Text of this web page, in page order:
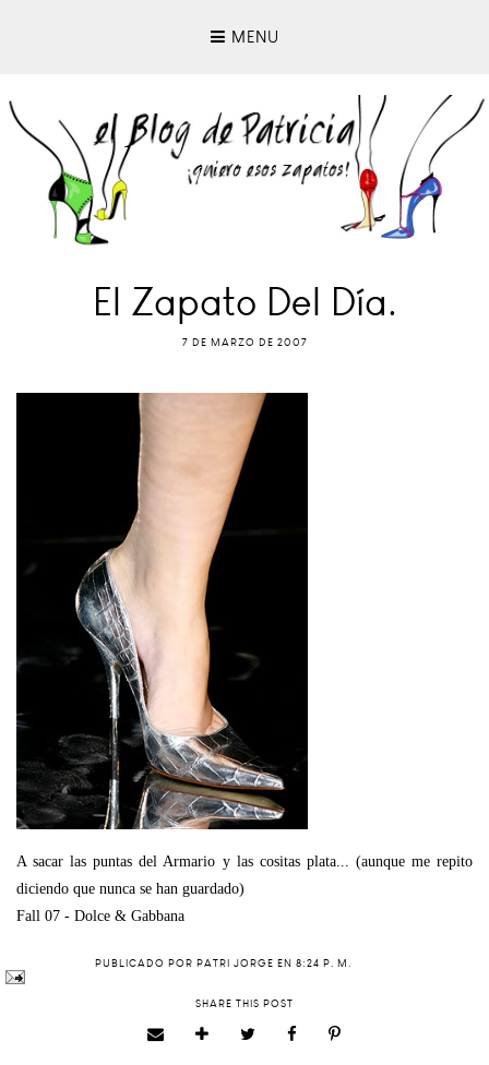
MENU
El Zapato Del Día.
7 DE MARZO DE 2007
A sacar las puntas del Armario y las cositas plata... (aunque me repito
diciendo que nunca se han guardado)
Fall 07 - Dolce & Gabbana
PUBLICADO POR PATRI JORGE EN 8:24 P. M.
SHARE THIS POST